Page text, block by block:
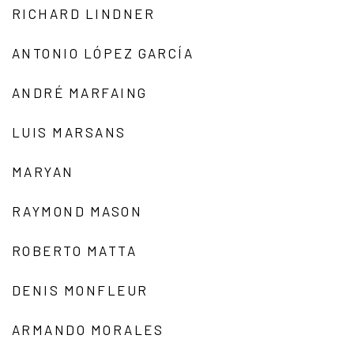
RICHARD LINDNER
ANTONIO LÓPEZ GARCÍA
ANDRÉ MARFAING
LUIS MARSANS
MARYAN
RAYMOND MASON
ROBERTO MATTA
DENIS MONFLEUR
ARMANDO MORALES